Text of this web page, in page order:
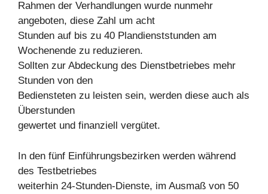
Rahmen der Verhandlungen wurde nunmehr
angeboten, diese Zahl um acht
Stunden auf bis zu 40 Plandienststunden am
Wochenende zu reduzieren.
Sollten zur Abdeckung des Dienstbetriebes mehr
Stunden von den
Bediensteten zu leisten sein, werden diese auch als
Überstunden
gewertet und finanziell vergütet.
In den fünf Einführungsbezirken werden während
des Testbetriebes
weiterhin 24-Stunden-Dienste, im Ausmaß von 50